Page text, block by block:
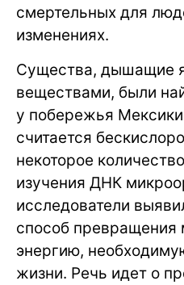
смертельных для
изменениях.
Существа, дышащие
веществами, были
у побережья
считается
некоторое
изучения ДНК
исследователи
способ
энергию,
жизни. Речь идет о